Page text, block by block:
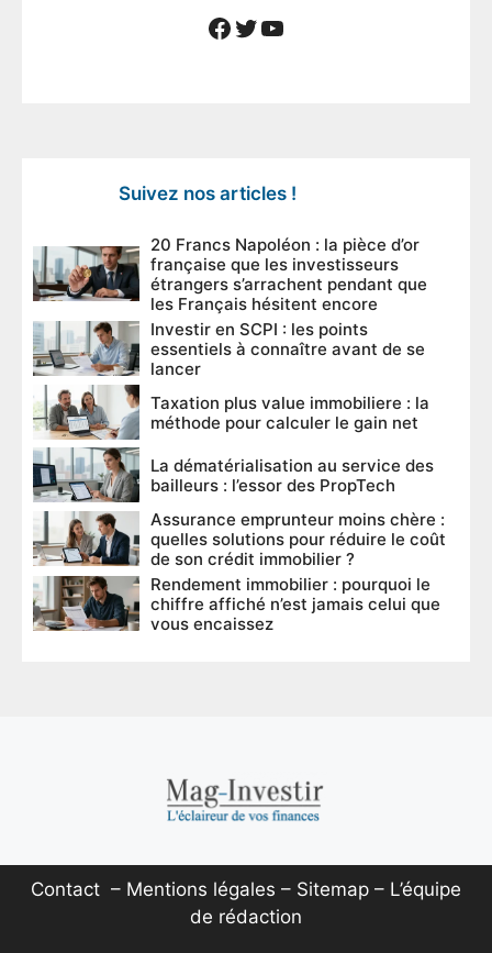
Facebook
Twitter
YouTube
Suivez nos articles !
20 Francs Napoléon : la pièce d’or
française que les investisseurs
étrangers s’arrachent pendant que
les Français hésitent encore
Investir en SCPI : les points
essentiels à connaître avant de se
lancer
Taxation plus value immobiliere : la
méthode pour calculer le gain net
La dématérialisation au service des
bailleurs : l’essor des PropTech
Assurance emprunteur moins chère :
quelles solutions pour réduire le coût
de son crédit immobilier ?
Rendement immobilier : pourquoi le
chiffre affiché n’est jamais celui que
vous encaissez
Contact – Mentions légales – Sitemap – L’équipe
de rédaction